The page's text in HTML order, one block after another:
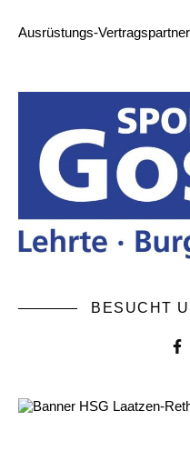
Ausrüstungs-
BESUCHT